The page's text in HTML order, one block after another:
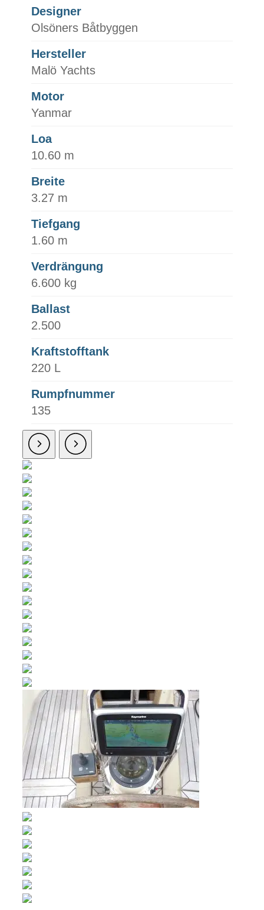
Designer
Olsöners Båtbyggen
Hersteller
Malö Yachts
Motor
Yanmar
Loa
10.60 m
Breite
3.27 m
Tiefgang
1.60 m
Verdrängung
6.600 kg
Ballast
2.500
Kraftstofftank
220 L
Rumpfnummer
135